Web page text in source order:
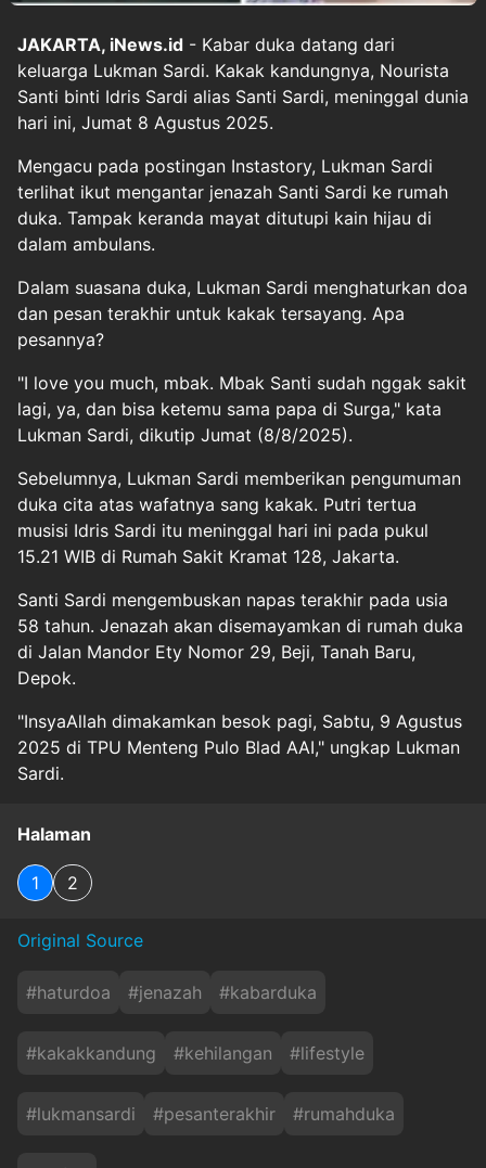
JAKARTA, iNews.id - Kabar duka datang dari
keluarga Lukman Sardi. Kakak kandungnya, Nourista
Santi binti Idris Sardi alias Santi Sardi, meninggal dunia
hari ini, Jumat 8 Agustus 2025.
Mengacu pada postingan Instastory, Lukman Sardi
terlihat ikut mengantar jenazah Santi Sardi ke rumah
duka. Tampak keranda mayat ditutupi kain hijau di
dalam ambulans.
Dalam suasana duka, Lukman Sardi menghaturkan doa
dan pesan terakhir untuk kakak tersayang. Apa
pesannya?
"I love you much, mbak. Mbak Santi sudah nggak sakit
lagi, ya, dan bisa ketemu sama papa di Surga," kata
Lukman Sardi, dikutip Jumat (8/8/2025).
Sebelumnya, Lukman Sardi memberikan pengumuman
duka cita atas wafatnya sang kakak. Putri tertua
musisi Idris Sardi itu meninggal hari ini pada pukul
15.21 WIB di Rumah Sakit Kramat 128, Jakarta.
Santi Sardi mengembuskan napas terakhir pada usia
58 tahun. Jenazah akan disemayamkan di rumah duka
di Jalan Mandor Ety Nomor 29, Beji, Tanah Baru,
Depok.
"InsyaAllah dimakamkan besok pagi, Sabtu, 9 Agustus
2025 di TPU Menteng Pulo Blad AAI," ungkap Lukman
Sardi.
Halaman
1 2
Original Source
#haturdoa #jenazah #kabarduka
#kakakkandung #kehilangan #lifestyle
#lukmansardi #pesanterakhir #rumahduka